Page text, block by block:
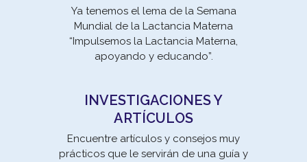
Ya tenemos el lema de la Semana
Mundial de la Lactancia Materna
“Impulsemos la Lactancia Materna,
apoyando y educando”.
INVESTIGACIONES Y
ARTÍCULOS
Encuentre artículos y consejos muy
prácticos que le servirán de una guía y